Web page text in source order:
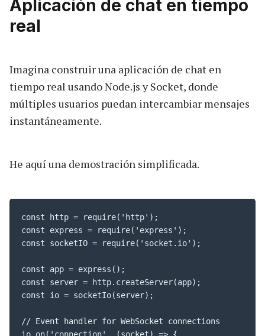
Aplicación de chat en tiempo
real
Imagina construir una aplicación de chat en
tiempo real usando Node.js y Socket, donde
múltiples usuarios puedan intercambiar mensajes
instantáneamente.
He aquí una demostración simplificada.
const http = require('http');
const express = require('express');
const socketIO = require('socket.io');
const app = express();
const server = http.createServer(app);
const io = socketIo(server);
// Event handler for WebSocket connections